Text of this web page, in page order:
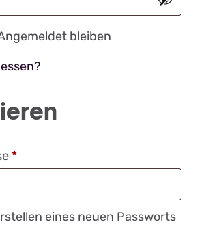
bleiben
*Erforderlich
eines neuen Passworts